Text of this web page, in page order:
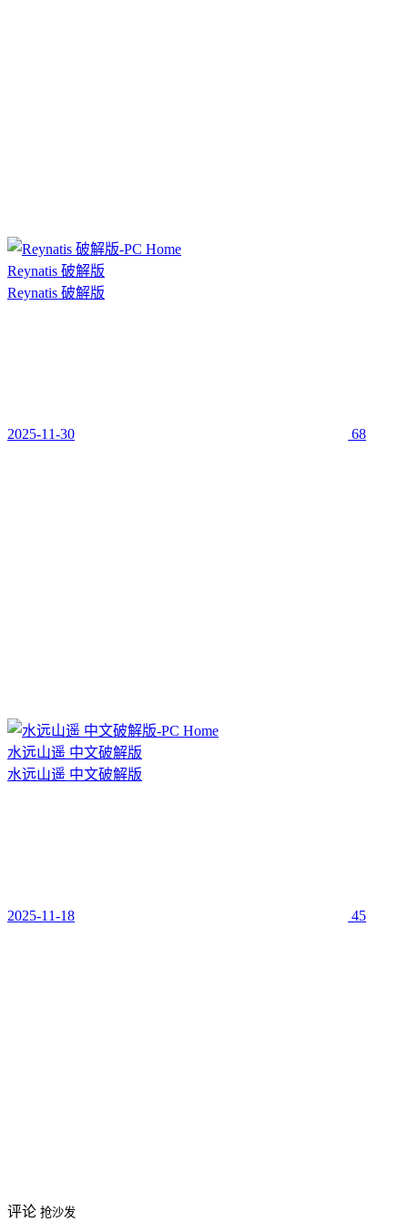
Reynatis 破解版
Reynatis 破解版
2025-11-30 68
水远山遥 中文破解版
水远山遥 中文破解版
2025-11-18 45
评论 抢沙发